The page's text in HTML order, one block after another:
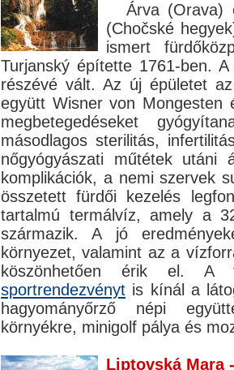
Árva
(Chočské
ismert
Turjanský építette 1761-ben.
részévé vált. Az új épületet
együtt Wisner von Mongesten
megbetegedéseket
másodlagos sterilitás,
nőgyógyászati műtétek utáni
komplikációk, a nemi szervek
összetett fürdői kezelés
tartalmú termálvíz, amely a
származik. A jó
környezet, valamint az a
köszönhetően érik el. A
sportrendezvényt is kínál a
hagyományőrző népi
környékre, minigolf pálya és
Liptovská Mara